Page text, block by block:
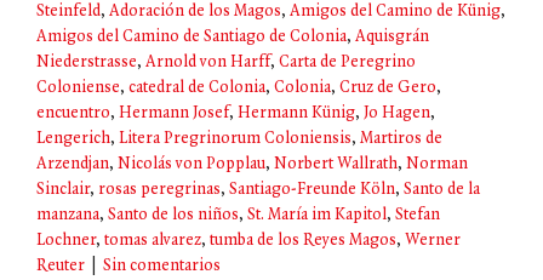
Steinfeld, Adoración de los Magos, Amigos del Camino de Künig,
Amigos del Camino de Santiago de Colonia, Aquisgrán
Niederstrasse, Arnold von Harff, Carta de Peregrino
Coloniense, catedral de Colonia, Colonia, Cruz de Gero,
encuentro, Hermann Josef, Hermann Künig, Jo Hagen,
Lengerich, Litera Pregrinorum Coloniensis, Martiros de
Arzendjan, Nicolás von Popplau, Norbert Wallrath, Norman
Sinclair, rosas peregrinas, Santiago-Freunde Köln, Santo de la
manzana, Santo de los niños, St. María im Kapitol, Stefan
Lochner, tomas alvarez, tumba de los Reyes Magos, Werner
Reuter
Sin comentarios